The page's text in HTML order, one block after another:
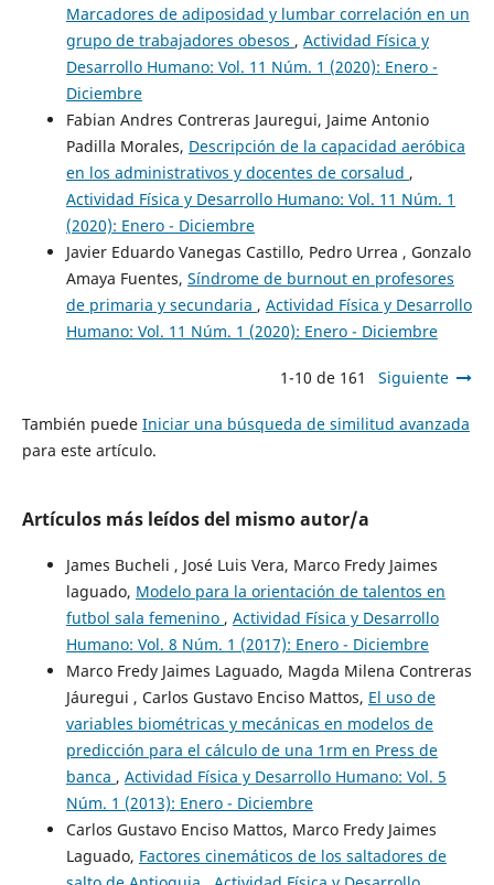
Marcadores de adiposidad y lumbar correlación en un
grupo de trabajadores obesos , Actividad Física y
Desarrollo Humano: Vol. 11 Núm. 1 (2020): Enero -
Diciembre
Fabian Andres Contreras Jauregui, Jaime Antonio
Padilla Morales, Descripción de la capacidad aeróbica
en los administrativos y docentes de corsalud ,
Actividad Física y Desarrollo Humano: Vol. 11 Núm. 1
(2020): Enero - Diciembre
Javier Eduardo Vanegas Castillo, Pedro Urrea , Gonzalo
Amaya Fuentes, Síndrome de burnout en profesores
de primaria y secundaria , Actividad Física y Desarrollo
Humano: Vol. 11 Núm. 1 (2020): Enero - Diciembre
1-10 de 161 Siguiente
También puede Iniciar una búsqueda de similitud avanzada
para este artículo.
Artículos más leídos del mismo autor/a
James Bucheli , José Luis Vera, Marco Fredy Jaimes
laguado, Modelo para la orientación de talentos en
futbol sala femenino , Actividad Física y Desarrollo
Humano: Vol. 8 Núm. 1 (2017): Enero - Diciembre
Marco Fredy Jaimes Laguado, Magda Milena Contreras
Jáuregui , Carlos Gustavo Enciso Mattos, El uso de
variables biométricas y mecánicas en modelos de
predicción para el cálculo de una 1rm en Press de
banca , Actividad Física y Desarrollo Humano: Vol. 5
Núm. 1 (2013): Enero - Diciembre
Carlos Gustavo Enciso Mattos, Marco Fredy Jaimes
Laguado, Factores cinemáticos de los saltadores de